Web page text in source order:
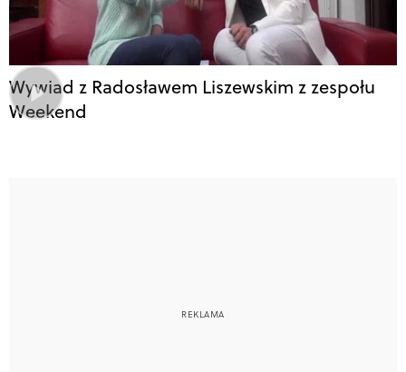
Wywiad z Radosławem Liszewskim z zespołu
Weekend